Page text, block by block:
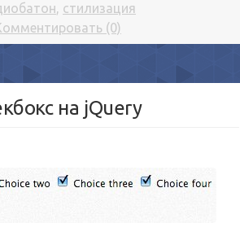
, стилизация
(0)
на jQuery